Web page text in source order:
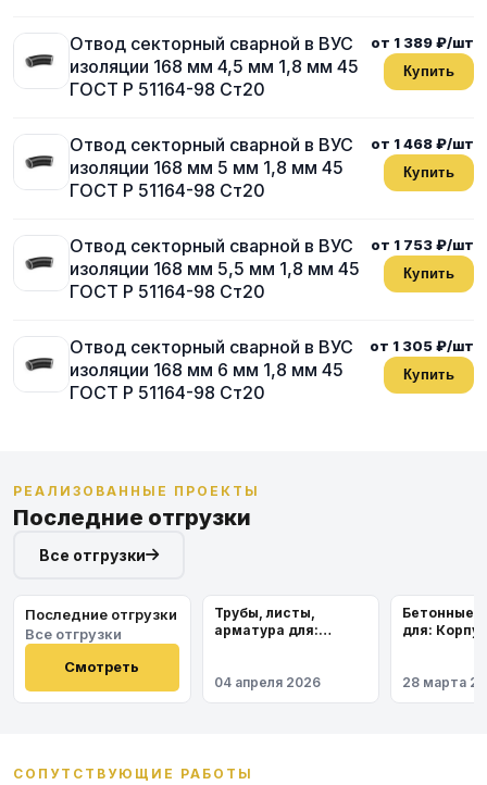
Отвод секторный сварной в ВУС
изоляции 168 мм 4,5 мм 1,8 мм 45
ГОСТ Р 51164-98 Ст20
от 1 389 ₽/шт
Купить
Отвод секторный сварной в ВУС
изоляции 168 мм 5 мм 1,8 мм 45
ГОСТ Р 51164-98 Ст20
от 1 468 ₽/шт
Купить
Отвод секторный сварной в ВУС
изоляции 168 мм 5,5 мм 1,8 мм 45
ГОСТ Р 51164-98 Ст20
от 1 753 ₽/шт
Купить
Отвод секторный сварной в ВУС
изоляции 168 мм 6 мм 1,8 мм 45
ГОСТ Р 51164-98 Ст20
от 1 305 ₽/шт
Купить
РЕАЛИЗОВАННЫЕ ПРОЕКТЫ
Последние отгрузки
Все отгрузки
Последние отгрузки
Все отгрузки
Смотреть
Трубы, листы,
арматура для:
04 апреля 2026
Бетонные
для:
28 марта
СОПУТСТВУЮЩИЕ РАБОТЫ